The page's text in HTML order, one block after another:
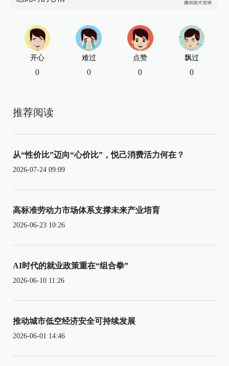
开心
0
难过
0
点赞
0
飘过
0
推荐阅读
从“性价比”迈向“心价比”，悦己消费活力何在？
2026-07-24 09:09
高标准劳动力市场体系支撑未来产业培育
2026-06-23 10:26
AI时代的就业政策重在“组合拳”
2026-06-10 11:26
推动城市低空经济安全可持续发展
2026-06-01 14:46